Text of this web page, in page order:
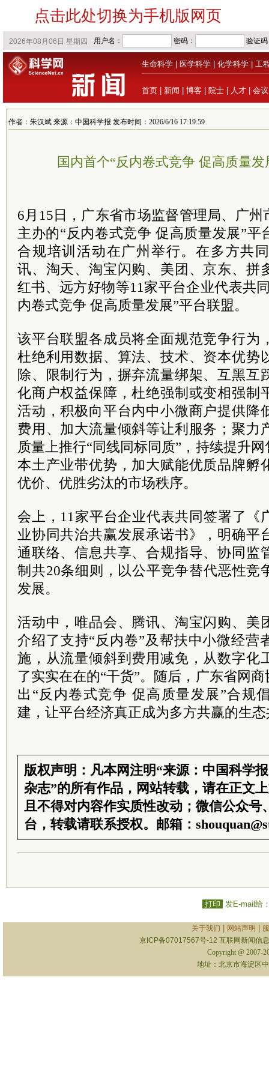
点击此处切换为手机版网页
生命科学 医学科学 化学科学 工
首页 新闻 博客 院士 人才 会议
作者：朱汉斌 来源：中国科学报 发布时间：2026/6/16 17:19:59
国内首个“反内卷式竞争 促高质量
6月15日，广东省市场监督管理局、广
主办的“反内卷式竞争 促高质量发展”平
合规培训活动在广州举行。在多方共
讯、淘天、淘宝闪购、美团、京东、拼
红书、远方好物等11家平台企业代表共
内卷式竞争 促高质量发展”平台联盟。
该平台联盟各成员将全面规范竞争行为
杜绝利用数据、算法、技术、资本优势
除、限制行为，摒弃流量绑架、互黑互
化商户权益保障，杜绝强制或变相强制
活动，积极向平台内中小微商户提供降
费用、加大流量倾斜等让利服务；聚力
质量上推行“同线同标同质”，持续提升
本土产业带优势，加大赋能优质品牌孵
优价、优胜劣汰的市场秩序。
会上，11家平台企业代表共同签署了《
业协同共治共赢发展承诺书》，明确平
通联络、信息共享、合规指导、协同监
制共20条细则，以公平竞争替代恶性竞
发展。
活动中，唯品会、腾讯、淘宝闪购、美
介绍了支持“反内卷”及帮扶中小微经营
施，从流量倾斜到费用减免，从数字化
了实实在在的“干货”。随后，广东省网
出“反内卷式竞争 促高质量发展”合规
建，让平台经济真正成为多方共赢的生
版权声明：凡本网注明“来源：中国科学
杂志”的所有作品，网站转载，请在正文
且不得对内容作实质性改动；微信公众号
台，转载请联系授权。邮箱：
打印 发E-mail给
关于我们 网站声明
京ICP备07017567号-12 互联网新闻信
Copyright @ 2007-
地址：北京市海淀区